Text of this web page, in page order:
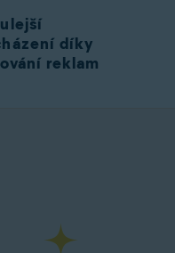
díky
reklam